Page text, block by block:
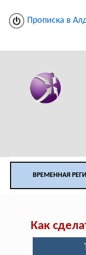
Прописка в
ВРЕМЕННАЯ
Как